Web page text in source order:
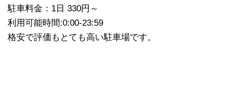
駐車料金：1日 330円～
利用可能時間:0:00-23:59
格安で評価もとても高い駐車場です。